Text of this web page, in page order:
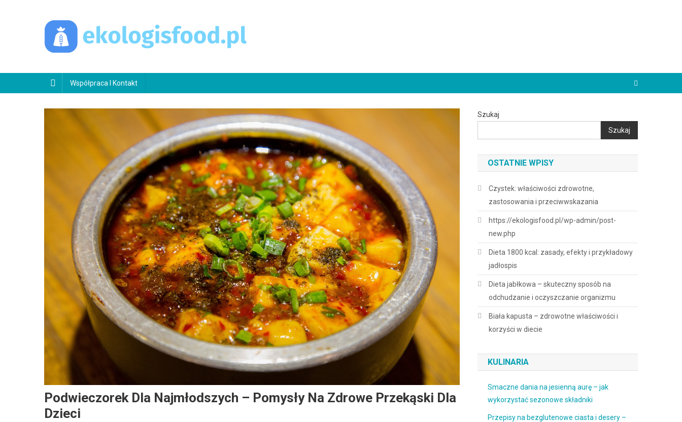
Współpraca I Kontakt
Podwieczorek Dla Najmłodszych – Pomysły Na Zdrowe Przekąski Dla
Dzieci
Szukaj
Szukaj
OSTATNIE WPISY
Czystek: właściwości zdrowotne,
zastosowania i przeciwwskazania
https://ekologisfood.pl/wp-admin/post-
new.php
Dieta 1800 kcal: zasady, efekty i przykładowy
jadłospis
Dieta jabłkowa – skuteczny sposób na
odchudzanie i oczyszczanie organizmu
Biała kapusta – zdrowotne właściwości i
korzyści w diecie
KULINARIA
Smaczne dania na jesienną aurę – jak
wykorzystać sezonowe składniki
Przepisy na bezglutenowe ciasta i desery –